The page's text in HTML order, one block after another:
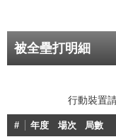
被全壘打明細
# 年度 場次 局數